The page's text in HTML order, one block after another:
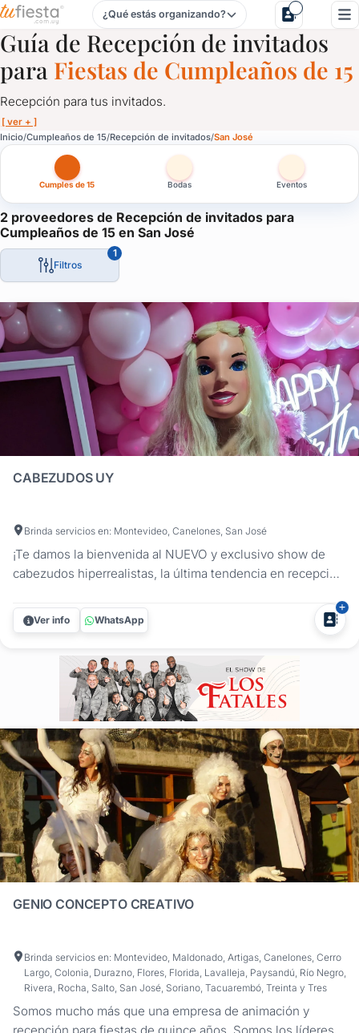
Recepción de invitados para Cumpleaños de 15 en San
¿Qué estás organizando?
Guía de Recepción de invitados
para Fiestas de Cumpleaños de 15
Recepción para tus invitados.
[ ver + ]
Inicio Cumpleaños de 15 Recepción de invitados San José
Cumples de 15 Bodas Eventos
2 proveedores de Recepción de invitados para
Cumpleaños de 15 en San José
Filtros
1
CABEZUDOS UY
Brinda servicios en: Montevideo, Canelones, San José
¡Te damos la bienvenida al NUEVO y exclusivo show de
cabezudos hiperrealistas, la última tendencia en recepción
totalmente adaptada a tus gustos, porque en Cabezudos
Uy somos fabricantes de diversión y creamos los
Ver info WhatsApp
GENIO CONCEPTO CREATIVO
Brinda servicios en: Montevideo, Maldonado, Artigas, Canelones, Cerro
Largo, Colonia, Durazno, Flores, Florida, Lavalleja, Paysandú, Río Negro,
Rivera, Rocha, Salto, San José, Soriano, Tacuarembó, Treinta y Tres
Somos mucho más que una empresa de animación y
Recepción de invitados para Cumpleaños de 15 en San José
Recepción para tus invitados.
Servicios de recepción para fiestas, cumpleaños de 15,
Impresioná a tus invitados desde el primer minuto que llegan a